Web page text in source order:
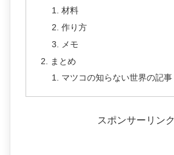
材料
作り方
メモ
まとめ
マツコの知らない世界の記事
スポンサーリンク